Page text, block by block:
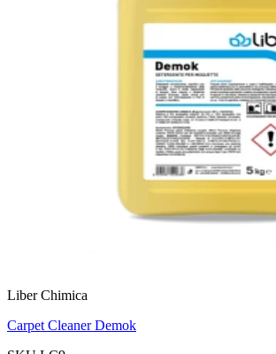
Liber Chimica
Carpet Cleaner Demok